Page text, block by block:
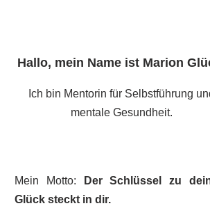
Hallo, mein Name ist Marion
Ich bin Mentorin für Selbstführung
mentale Gesundheit.
Mein Motto:
Der Schlüssel zu
Glück steckt in dir.